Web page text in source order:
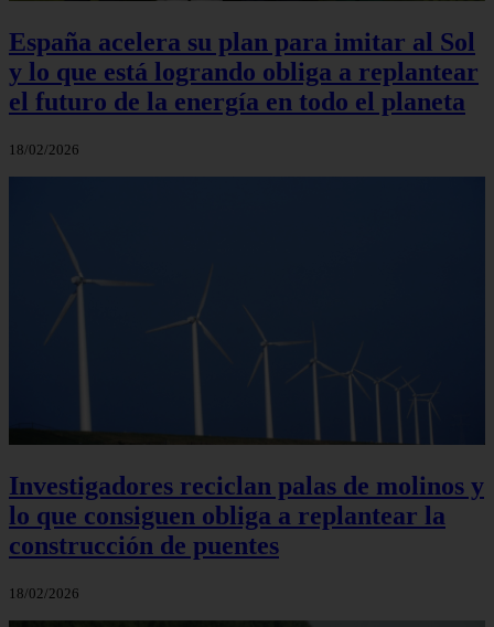
España acelera su plan para imitar al Sol
y lo que está logrando obliga a replantear
el futuro de la energía en todo el planeta
18/02/2026
Investigadores reciclan palas de molinos y
lo que consiguen obliga a replantear la
construcción de puentes
18/02/2026